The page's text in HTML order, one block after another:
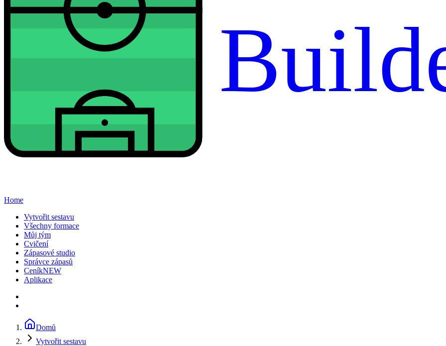
Home
Vytvořit sestavu
Všechny formace
Můj tým
Cvičení
Zápasové studio
Správce zápasů
CeníkNEW
Aplikace
Domů
Vytvořit sestavu